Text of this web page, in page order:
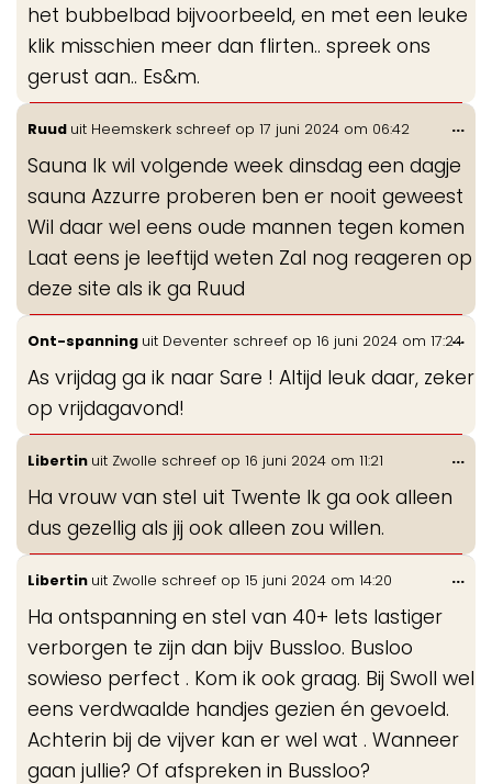
het bubbelbad bijvoorbeeld, en met een leuke
klik misschien meer dan flirten.. spreek ons
gerust aan.. Es&m.
Ruud uit Heemskerk schreef op 17 juni 2024 om 06:42
Sauna Ik wil volgende week dinsdag een dagje
sauna Azzurre proberen ben er nooit geweest
Wil daar wel eens oude mannen tegen komen
Laat eens je leeftijd weten Zal nog reageren op
deze site als ik ga Ruud
...
Ont-spanning uit Deventer schreef op 16 juni 2024 om 17:24
As vrijdag ga ik naar Sare ! Altijd leuk daar, zeker
op vrijdagavond!
...
Libertin uit Zwolle schreef op 16 juni 2024 om 11:21
Ha vrouw van stel uit Twente Ik ga ook alleen
dus gezellig als jij ook alleen zou willen.
...
Libertin uit Zwolle schreef op 15 juni 2024 om 14:20
Ha ontspanning en stel van 40+ Iets lastiger
verborgen te zijn dan bijv Bussloo. Busloo
sowieso perfect . Kom ik ook graag. Bij Swoll wel
eens verdwaalde handjes gezien én gevoeld.
Achterin bij de vijver kan er wel wat . Wanneer
gaan jullie? Of afspreken in Bussloo?
...